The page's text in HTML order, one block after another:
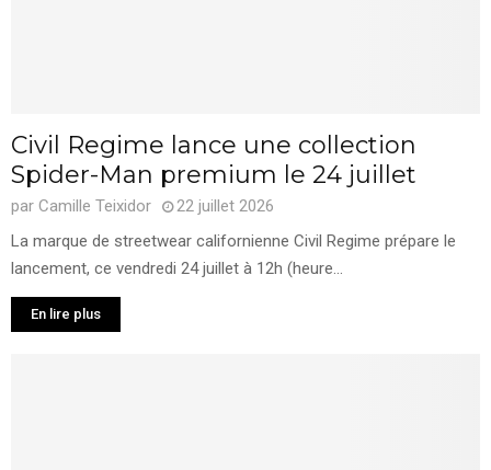
Civil Regime lance une collection
Spider-Man premium le 24 juillet
par Camille Teixidor
22 juillet 2026
La marque de streetwear californienne Civil Regime prépare le
lancement, ce vendredi 24 juillet à 12h (heure...
En lire plus